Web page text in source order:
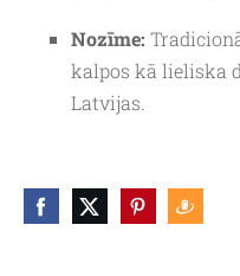
Nozīme:
kalpos kā lieliska
Latvijas.